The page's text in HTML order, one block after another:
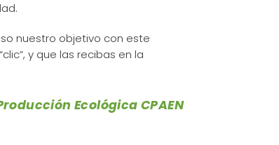
nuestro objetivo con este
y que las recibas en la
Ecológica CPAEN